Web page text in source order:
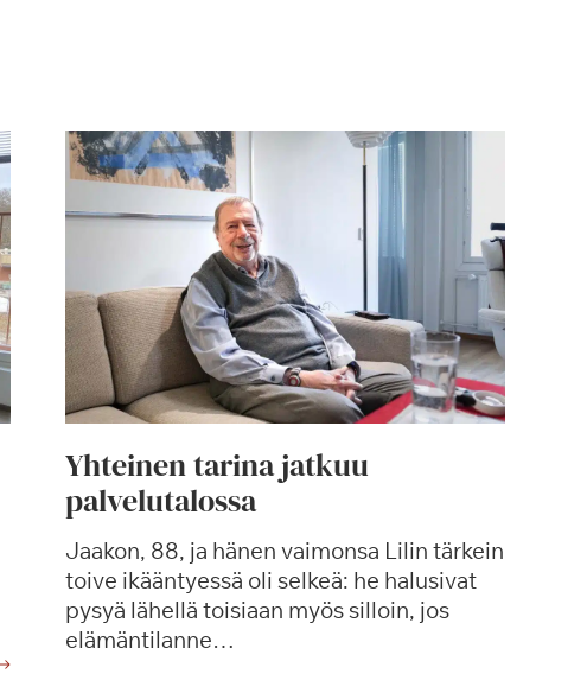
Yhteinen tarina jatkuu
palvelutalossa
Jaakon, 88, ja hänen vaimonsa Lilin tärkein
toive ikääntyessä oli selkeä: he halusivat
pysyä lähellä toisiaan myös silloin, jos
elämäntilanne…